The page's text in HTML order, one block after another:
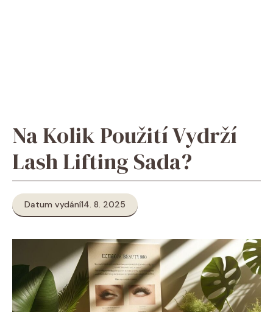
Na Kolik Použití Vydrží
Lash Lifting Sada?
Datum vydání14. 8. 2025